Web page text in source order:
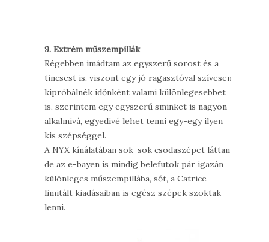
9. Extrém műszempillák
Régebben imádtam az egyszerű sorost és a
tincsest is, viszont egy jó ragasztóval szívesen
kipróbálnék időnként valami különlegesebbet
is, szerintem egy egyszerű sminket is nagyon
alkalmivá, egyedivé lehet tenni egy-egy ilyen
kis szépséggel.
A NYX kínálatában sok-sok csodaszépet láttam,
de az e-bayen is mindig belefutok pár igazán
különleges műszempillába, sőt, a Catrice
limitált kiadásaiban is egész szépek szoktak
lenni.